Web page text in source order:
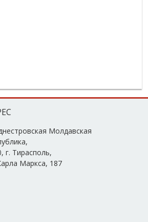
Молдавская
г. Тирасполь,
Маркса, 187